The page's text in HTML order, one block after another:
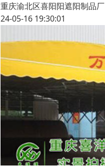
重庆渝北区喜阳阳遮阳制品厂
24-05-16 19:30:01